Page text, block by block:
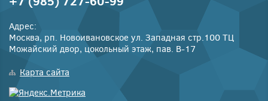
Адрес:
Москва, рп. Новоивановское ул. Западная стр.100 ТЦ
Можайский двор, цокольный этаж, пав. В-17
Карта сайта